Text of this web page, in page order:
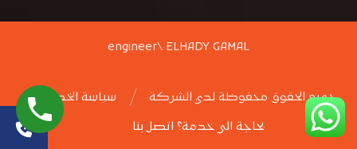
engineer\ ELHADY GAMAL
سياسة الخصوصية
جميع الحقوق محفوظة لدي الشركة
بحاجة الى خدمة؟ اتصل بنا